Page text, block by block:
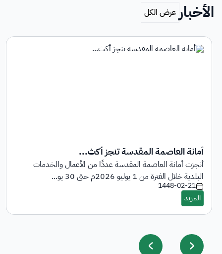
الأخبار
أمانة العاصمة المقدسة تنجز أكث...
أنجزت أمانة العاصمة المقدسة عددًا من الأعمال والخدمات
البلدية خلال الفترة من 1 يوليو 2026م حتى 30 يو...
1448-02-21